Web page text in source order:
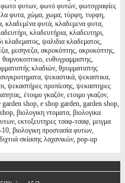
φωτο φυτων, φωτό φυτών, φωτογραφίες
φυτα, χώμα, χωμα, τύρφη, τυρφη,
κλαδεμένα φυτά, κλαδεμενα φυτα,
κλαδευτήρια, κλαδευτηρι,
κλαδεματος, ψαλιδια κλαδεματος,
μεσηνεζα, ακροκόπτης, ακροκόπτης,
θαμνοκοπτικο, ευθυγραμμιστης,
κλαδιών, θρυμματιστης
ψεκαστικά, ψεκαστικα,
ψεκαστήρες προπίεσης, ψεκαστηρες
έτοιμο γκαζόν, ετοιμο γκαζον,
shop, e shop garden, garden shop,
βιολογικη ντοματα, βιολογικα
εκτοξευτηρες τσαφ-τσαφ, μειγμα
βιολογικη προστασία φυτων,
σκίασης λαχανικών, pop-up